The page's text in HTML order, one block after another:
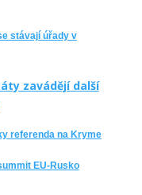
stávají úřady v
zavádějí další
referenda na Kryme
EU-Rusko